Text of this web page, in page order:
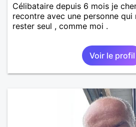
Célibataire depuis 6 mois je
recontre avec une personne
rester seul , comme moi .
Voir le profil